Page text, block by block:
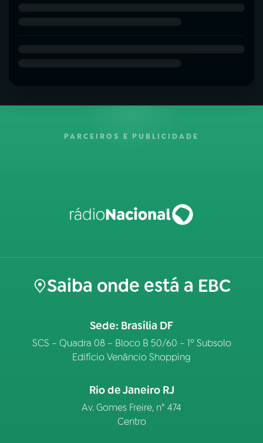
PARCEIROS E PUBLICIDADE
Saiba onde está a EBC
Sede: Brasília DF
SCS – Quadra 08 – Bloco B 50/60 – 1º Subsolo
Edifício Venâncio Shopping
Rio de Janeiro RJ
Av. Gomes Freire, n° 474
Centro